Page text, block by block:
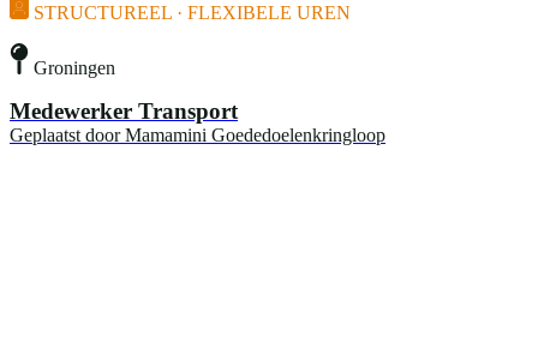
STRUCTUREEL · FLEXIBELE UREN
Groningen
Medewerker Transport
Geplaatst door Mamamini Goededoelenkringloop